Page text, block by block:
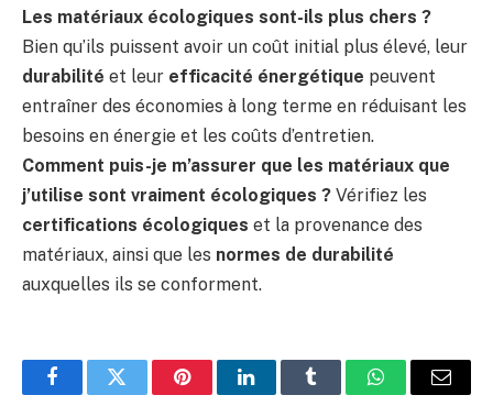
Les matériaux écologiques sont-ils plus chers ?
Bien qu’ils puissent avoir un coût initial plus élevé, leur
durabilité et leur efficacité énergétique peuvent
entraîner des économies à long terme en réduisant les
besoins en énergie et les coûts d’entretien.
Comment puis-je m’assurer que les matériaux que
j’utilise sont vraiment écologiques ? Vérifiez les
certifications écologiques et la provenance des
matériaux, ainsi que les normes de durabilité
auxquelles ils se conforment.
FacebookTwitter PinterestLinkedInTumblr WhatsApp
E-